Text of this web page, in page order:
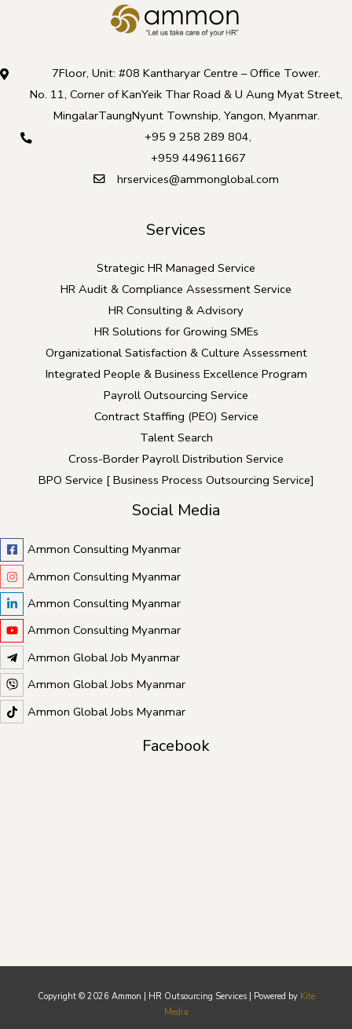
7Floor, Unit: #08 Kantharyar Centre – Office Tower.
No. 11, Corner of KanYeik Thar Road & U Aung Myat Street,
MingalarTaungNyunt Township, Yangon, Myanmar.
+95 9 258 289 804,
+959 449611667
hrservices@ammonglobal.com
Services
Strategic HR Managed Service
HR Audit & Compliance Assessment Service
HR Consulting & Advisory
HR Solutions for Growing SMEs
Organizational Satisfaction & Culture Assessment
Integrated People & Business Excellence Program
Payroll Outsourcing Service
Contract Staffing (PEO) Service
Talent Search
Cross-Border Payroll Distribution Service
BPO Service [ Business Process Outsourcing Service]
Social Media
Ammon Consulting Myanmar
Ammon Consulting Myanmar
Ammon Consulting Myanmar
Ammon Consulting Myanmar
Ammon Global Job Myanmar
Ammon Global Jobs Myanmar
Ammon Global Jobs Myanmar
Facebook
Copyright © 2026 Ammon | HR Outsourcing Services | Powered by Kite
Media